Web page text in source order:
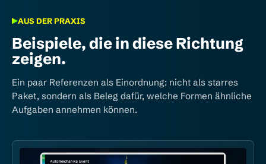
AUS DER PRAXIS
Beispiele, die in diese Richtung
zeigen.
Ein paar Referenzen als Einordnung: nicht als starres
Paket, sondern als Beleg dafür, welche Formen ähnliche
Aufgaben annehmen können.